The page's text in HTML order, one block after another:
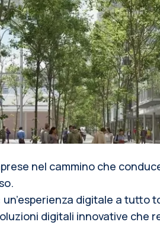
nel cammino che
digitale a tutto
digitali innovative che